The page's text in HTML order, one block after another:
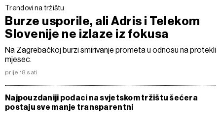
Trendovi na tržištu
Burze usporile, ali Adris i Telekom
Slovenije ne izlaze iz fokusa
Na Zagrebačkoj burzi smirivanje prometa u odnosu na protekli
mjesec.
prije 18 sati
Najpouzdaniji podaci na svjetskom tržištu šećera
postaju sve manje transparentni